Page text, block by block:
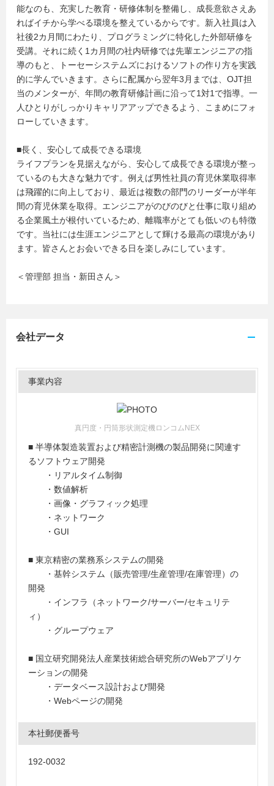
能なのも、充実した教育・研修体制を整備し、成長意欲さえあ
ればイチから学べる環境を整えているからです。新入社員は入
社後2カ月間にわたり、プログラミングに特化した外部研修を
受講。それに続く1カ月間の社内研修では先輩エンジニアの指
導のもと、トーセーシステムズにおけるソフトの作り方を実践
的に学んでいきます。さらに配属から翌年3月までは、OJT担
当のメンターが、年間の教育研修計画に沿って1対1で指導。一
人ひとりがしっかりキャリアアップできるよう、こまめにフォ
ローしていきます。
■長く、安心して成長できる環境
ライフプランを見据えながら、安心して成長できる環境が整っ
ているのも大きな魅力です。例えば男性社員の育児休業取得率
は飛躍的に向上しており、最近は複数の部門のリーダーが半年
間の育児休業を取得。エンジニアがのびのびと仕事に取り組め
る企業風土が根付いているため、離職率がとても低いのも特徴
です。当社には生涯エンジニアとして輝ける最高の環境があり
ます。皆さんとお会いできる日を楽しみにしています。
＜管理部 担当・新田さん＞
会社データ
事業内容
真円度・円筒形状測定機ロンコムNEX
■ 半導体製造装置および精密計測機の製品開発に関連す
るソフトウェア開発
・リアルタイム制御
・数値解析
・画像・グラフィック処理
・ネットワーク
・GUI
■ 東京精密の業務系システムの開発
・基幹システム（販売管理/生産管理/在庫管理）の
開発
・インフラ（ネットワーク/サーバー/セキュリテ
ィ）
・グループウェア
■ 国立研究開発法人産業技術総合研究所のWebアプリケ
ーションの開発
・データベース設計および開発
・Webページの開発
本社郵便番号
192-0032